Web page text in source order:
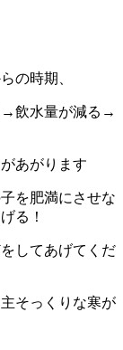
の時期、
→飲水量が減る→
あがります
を肥満にさせな
る！
してあげてくだ
そっくりな寒が